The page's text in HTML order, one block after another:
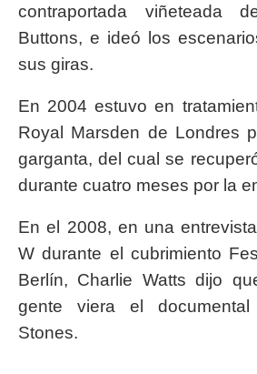
contraportada viñeteada
Buttons, e ideó los
sus giras.
En 2004 estuvo en
Royal Marsden de Londres
garganta, del cual se
durante cuatro meses por la
En el 2008, en una
W durante el cubrimiento
Berlín, Charlie Watts dijo
gente viera el
Stones.